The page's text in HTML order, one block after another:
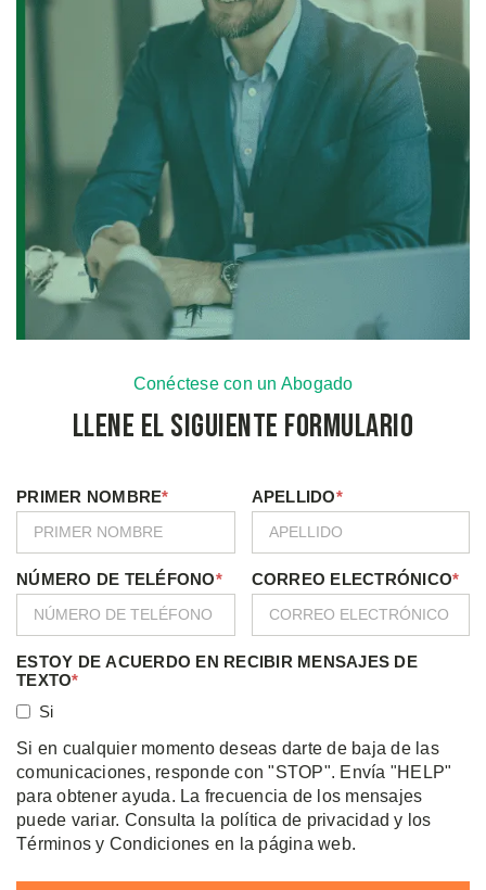
Conéctese con un Abogado
Llene el Siguiente Formulario
PRIMER NOMBRE* APELLIDO*
NÚMERO DE TELÉFONO* CORREO ELECTRÓNICO*
ESTOY DE ACUERDO EN RECIBIR MENSAJES DE
TEXTO*
Si
Si en cualquier momento deseas darte de baja de las
comunicaciones, responde con "STOP". Envía "HELP"
para obtener ayuda. La frecuencia de los mensajes
puede variar. Consulta la política de privacidad y los
Términos y Condiciones en la página web.